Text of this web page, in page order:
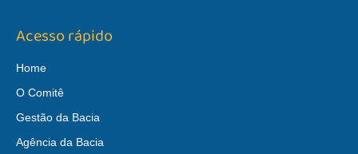
Acesso rápido
Home
O Comitê
Gestão da Bacia
Agência da Bacia